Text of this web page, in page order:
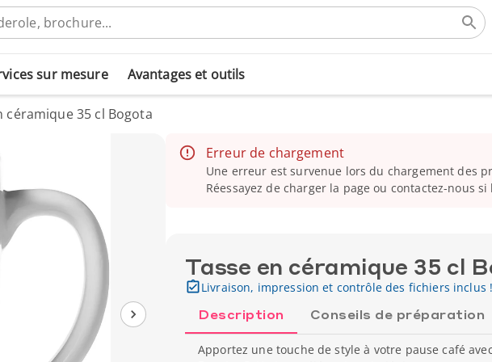
sur mesure Avantages et outils
céramique 35 cl Bogota
Erreur de chargement
Une erreur est survenue lors du chargement des
Réessayez de charger la page ou contactez-nous
Tasse en céramique 35 cl
Livraison, impression et contrôle des fichiers inclus !
Description Conseils de préparation
Apportez une touche de style à votre pause café